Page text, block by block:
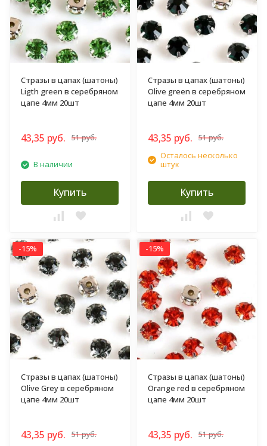
Стразы в цапах (шатоны)
Ligth green в серебряном
цапе 4мм 20шт
43,35 руб. 51 руб.
В наличии
Купить
Стразы в цапах (шатоны)
Olive green в серебряном
цапе 4мм 20шт
43,35 руб. 51 руб.
Осталось несколько
штук
Купить
-15%
Стразы в цапах (шатоны)
Olive Grey в серебряном
цапе 4мм 20шт
43,35 руб. 51 руб.
-15%
Стразы в цапах (шатоны)
Orange red в серебряном
цапе 4мм 20шт
43,35 руб. 51 руб.